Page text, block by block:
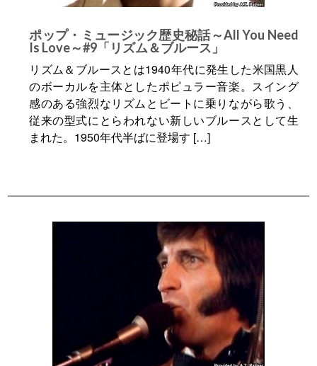
ポップ・ミュージック歴史秘話～All You Need
Is Love～#9「リズム＆ブルース」
リズム＆ブルースとは1940年代に発生した米国黒人
のボーカルを主体としたポピュラー音楽。スイング
感のある強烈なリズムとビートに乗りながら歌う、
従来の型式にとらわれない新しいブルースとして生
まれた。1950年代半ばに登場す […]